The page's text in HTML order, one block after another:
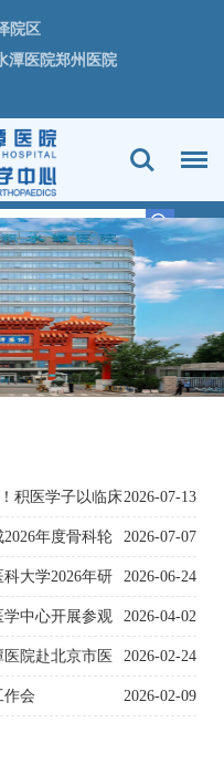
院区
潭医院郑州医院
2026-07-13
积医学子以临床
2026-07-07
年度骨科轮
2026-06-24
大学2026年研
2026-04-02
中心开展参观
2026-02-24
院赴北京市医
2026-02-09
作会